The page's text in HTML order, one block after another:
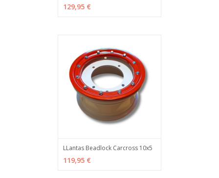
129,95 €
VER OPCIONES
LLantas Beadlock Carcross 10x5
119,95 €